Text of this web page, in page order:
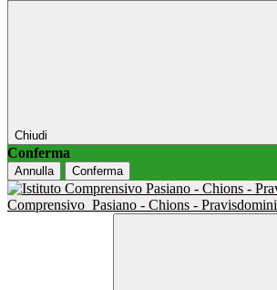
Chiudi
Conferma
Annulla Conferma
Comprensivo Pasiano - Chions - Pravisdomini